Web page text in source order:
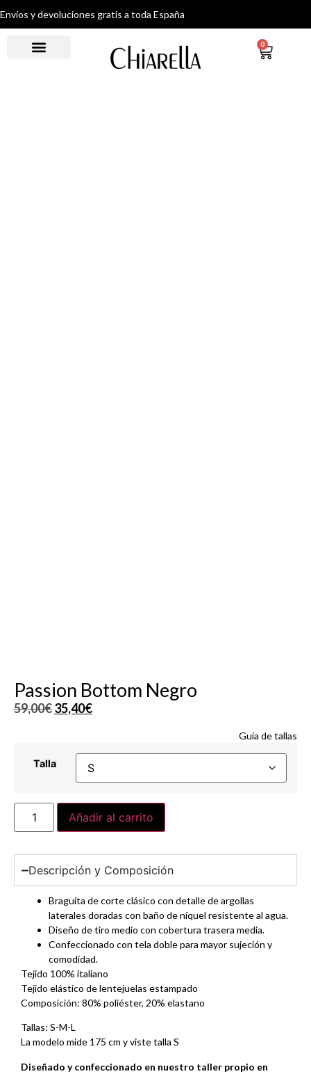
Envíos y devoluciones gratis a toda España
0
Passion Bottom Negro
59,00€35,40€
Guía de tallas
Talla
Añadir al carrito
Descripción y Composición
Braguita de corte clásico con detalle de argollas
laterales doradas con baño de níquel resistente al agua.
Diseño de tiro medio con cobertura trasera media.
Confeccionado con tela doble para mayor sujeción y
comodidad.
Tejido 100% italiano
Tejido elástico de lentejuelas estampado
Composición: 80% poliéster, 20% elastano
Tallas: S-M-L
La modelo mide 175 cm y viste talla S
Diseñado y confeccionado en nuestro taller propio en